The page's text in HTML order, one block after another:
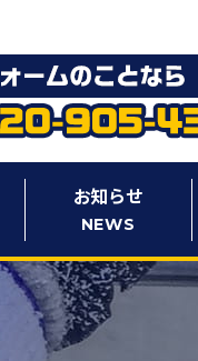
お知らせ
NEWS